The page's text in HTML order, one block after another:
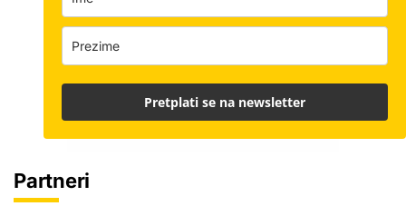
Partneri
Pretplati se na newsletter